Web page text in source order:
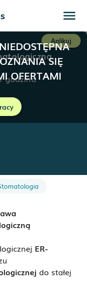
menu
SIĘ
OFERTAMI
Aplikuj
godzina
ER-
do stałej